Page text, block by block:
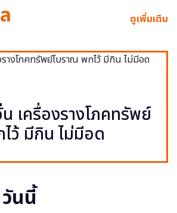
ดูเพิ่มเติม
เครื่องรางโภคทรัพย์
ว้ มีกิน ไม่มีอด
วันนี้